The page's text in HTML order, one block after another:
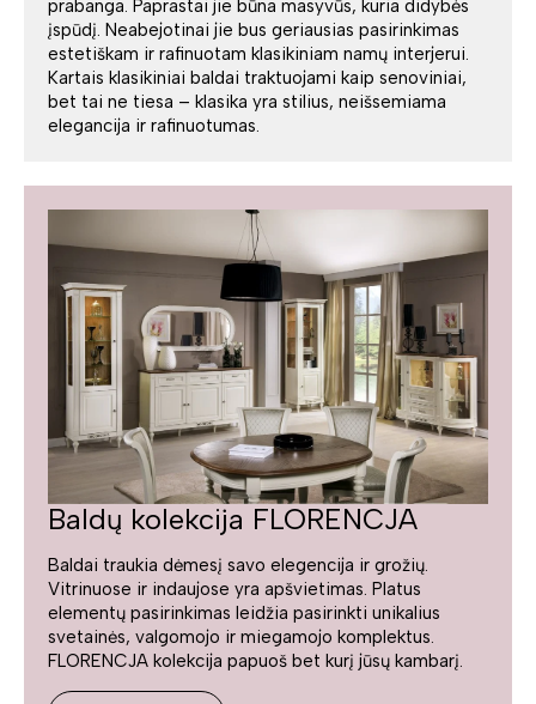
prabanga. Paprastai jie būna masyvūs, kuria didybės
įspūdį. Neabejotinai jie bus geriausias pasirinkimas
estetiškam ir rafinuotam klasikiniam namų interjerui.
Kartais klasikiniai baldai traktuojami kaip senoviniai,
bet tai ne tiesa – klasika yra stilius, neišsemiama
elegancija ir rafinuotumas.
Baldų kolekcija FLORENCJA
Baldai traukia dėmesį savo elegencija ir grožių.
Vitrinuose ir indaujose yra apšvietimas. Platus
elementų pasirinkimas leidžia pasirinkti unikalius
svetainės, valgomojo ir miegamojo komplektus.
FLORENCJA kolekcija papuoš bet kurį jūsų kambarį.